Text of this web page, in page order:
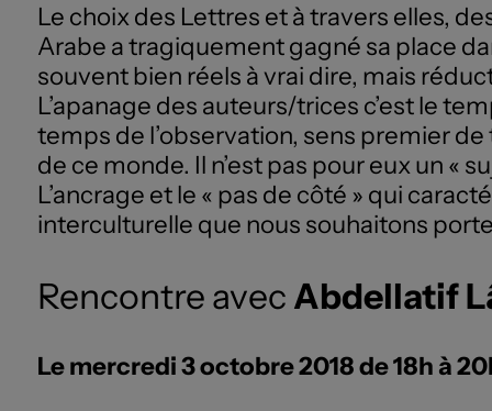
Le choix des Lettres et à travers elles,
Arabe a tragiquement gagné sa place
souvent bien réels à vrai dire, mais
L’apanage des auteurs/trices c’est le
temps de l’observation, sens premier
de ce monde. Il n’est pas pour eux un «
L’ancrage et le « pas de côté » qui
interculturelle que nous souhaitons
Rencontre avec Abdellatif
Le mercredi 3 octobre 2018 de 18h à